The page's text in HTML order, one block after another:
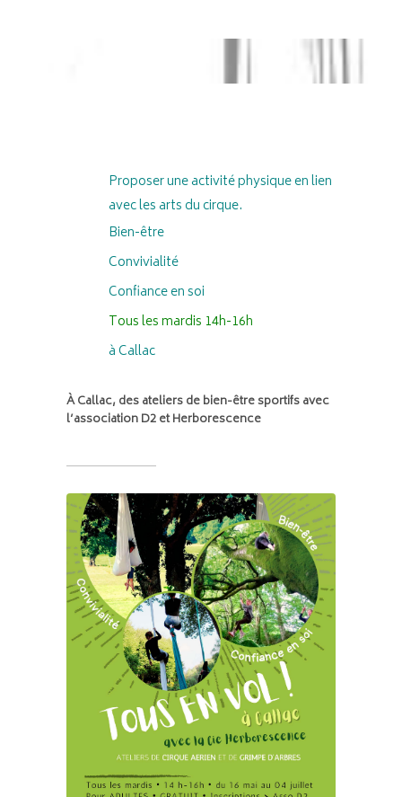
Proposer une activité physique en lien
avec les arts du cirque.
Bien-être
Convivialité
Confiance en soi
Tous les mardis 14h-16h
à Callac
À Callac, des ateliers de bien-être sportifs avec
l’association D2 et Herborescence